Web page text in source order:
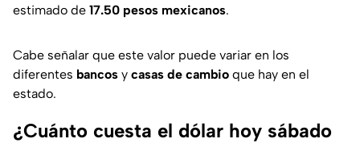
estimado de 17.50 pesos mexicanos.
Cabe señalar que este valor puede variar en los
diferentes bancos y casas de cambio que hay en el
estado.
¿Cuánto cuesta el dólar hoy sábado